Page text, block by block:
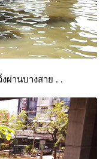
ผ่านบางสาย . .